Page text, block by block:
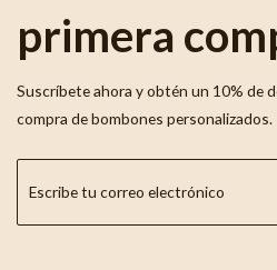
primera
Suscríbete ahora y obtén un 10% de
compra de bombones personalizados.